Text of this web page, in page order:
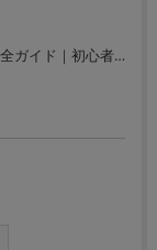
タイ語スクールの選び方完全ガイド｜初心者でも続く学習法とオンライン比較のポイント